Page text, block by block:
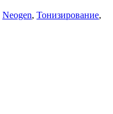
Neogen, Тонизирование,